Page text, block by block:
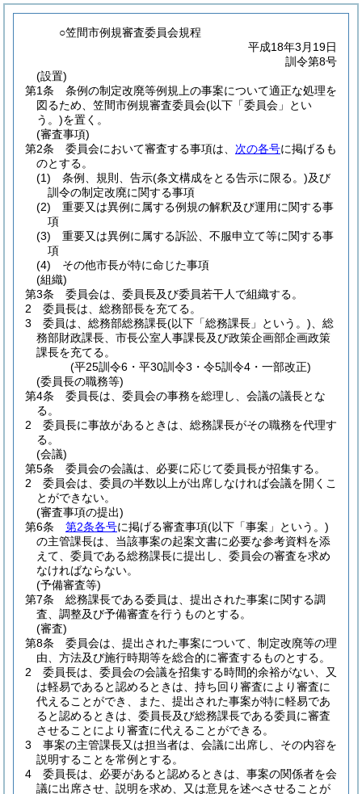
○笠間市例規審査委員会規程
平成18年3月19日
訓令第8号
(設置)
第1条
条例の制定改廃等例規上の事案について適正な処理を
図るため、笠間市例規審査委員会(以下「委員会」とい
う。)を置く。
(審査事項)
第2条
委員会において審査する事項は、 次の各号に掲げるも
のとする。
(1)
条例、規則、告示(条文構成をとる告示に限る。)及び
訓令の制定改廃に関する事項
(2)
重要又は異例に属する例規の解釈及び運用に関する事
項
(3)
重要又は異例に属する訴訟、不服申立て等に関する事
項
(4)
その他市長が特に命じた事項
(組織)
第3条
委員会は、委員長及び委員若干人で組織する。
2
委員長は、総務部長を充てる。
3
委員は、総務部総務課長(以下「総務課長」という。) 、総
務部財政課長、市長公室人事課長及び政策企画部企画政策
課長を充てる。
(平25訓令6・平30訓令3・令5訓令4・一部改正)
(委員長の職務等)
第4条
委員長は、委員会の事務を総理し、会議の議長とな
る。
2
委員長に事故があるときは、総務課長がその職務を代理す
る。
(会議)
第5条
委員会の会議は、必要に応じて委員長が招集する。
2
委員会は、委員の半数以上が出席しなければ会議を開くこ
とができない。
(審査事項の提出)
第6条
第2条各号に掲げる審査事項(以下「事案」という。)
の主管課長は、当該事案の起案文書に必要な参考資料を添
えて、委員である総務課長に提出し、委員会の審査を求め
なければならない。
(予備審査等)
第7条
総務課長である委員は、提出された事案に関する調
査、調整及び予備審査を行うものとする。
(審査)
第8条
委員会は、提出された事案について、制定改廃等の理
由、方法及び施行時期等を総合的に審査するものとする。
2
委員長は、委員会の会議を招集する時間的余裕がない、又
は軽易であると認めるときは、持ち回り審査により審査に
代えることができ、また、提出された事案が特に軽易であ
ると認めるときは、委員長及び総務課長である委員に審査
させることにより審査に代えることができる。
3
事案の主管課長又は担当者は、会議に出席し、その内容を
説明することを常例とする。
4
委員長は、必要があると認めるときは、事案の関係者を会
議に出席させ、説明を求め、又は意見を述べさせることが